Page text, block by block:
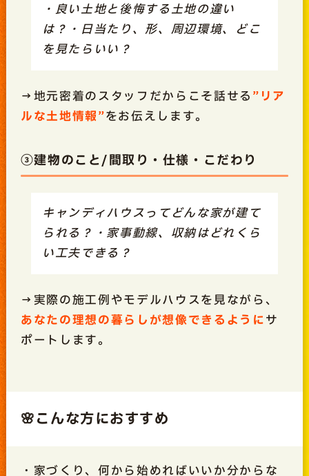
・良い土地と後悔する土地の違い
は？・日当たり、形、周辺環境、どこ
を見たらいい？
→地元密着のスタッフだからこそ話せる ”リア
ルな土地情報”をお伝えします。
③建物のこと/間取り・仕様・こだわり
キャンディハウスってどんな家が建て
られる？・家事動線、収納はどれくら
い工夫できる？
→実際の施工例やモデルハウスを見ながら、
あなたの理想の暮らしが想像できるようにサ
ポートします。
🌸こんな方におすすめ
・家づくり、何から始めればいいか分からな